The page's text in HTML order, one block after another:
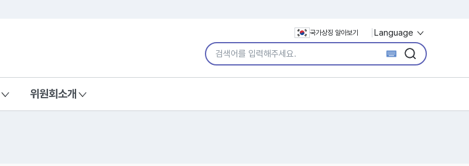
국가상징 알아보기 Language
통합검색어 입력
검색
검색
위원회소개